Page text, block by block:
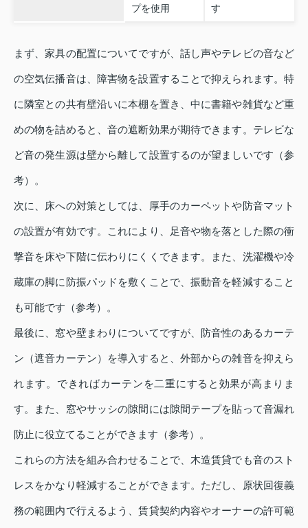
プを使用
す
まず、家具の配置についてですが、話し声やテレビの音など
の空気伝播音は、障害物を設置することで抑えられます。特
に隣室との共有壁沿いに本棚を置き、中に書籍や雑貨など重
めの物を詰めると、音の遮断効果が期待できます。テレビな
ど音の発生源は壁から離して設置するのが望ましいです（参
考）。
次に、床への対策としては、厚手のカーペットや防音マット
の設置が有効です。これにより、足音や物を落とした際の衝
撃音を床や下階に伝わりにくくできます。また、洗濯機や冷
蔵庫の脚に防振パッドを敷くことで、振動音を軽減すること
も可能です（参考）。
最後に、窓や壁まわりについてですが、防音性のあるカーテ
ン（遮音カーテン）を導入すると、外部からの雑音を抑えら
れます。できればカーテンを二重にすると効果が高まりま
す。また、窓やサッシの隙間には隙間テープを貼って音漏れ
防止に役立てることができます（参考）。
これらの方法を組み合わせることで、木造賃貸でも音のスト
レスをかなり軽減することができます。ただし、原状回復義
務の範囲内で行えるよう、賃貸契約内容やオーナーの許可範